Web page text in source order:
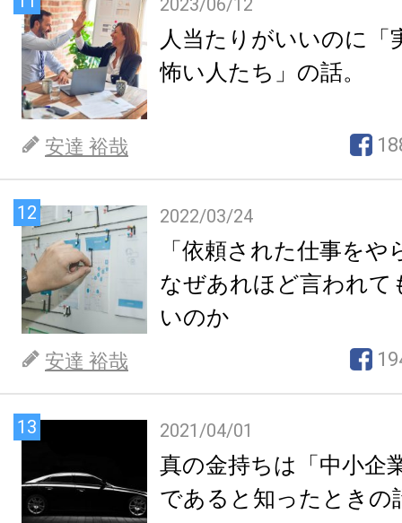
2023/06/12
人当たりがいいのに「
怖い人たち」の話。
安達 裕哉
12 2022/03/24
「依頼された仕事を
なぜあれほど言われて
いのか
安達 裕哉
13 2021/04/01
真の金持ちは「中小企
であると知ったときの